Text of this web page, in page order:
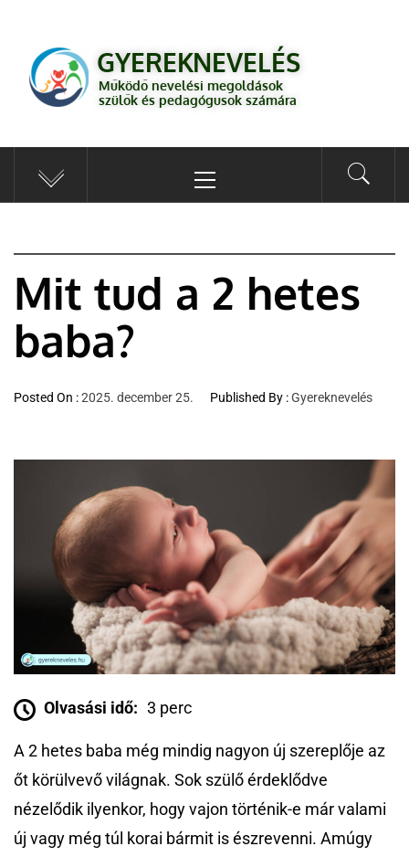
GYEREKNEVELÉS
számára
GYEREKNEVELÉS
Működő nevelési megoldások
szülők és pedagógusok számára
Mit tud a 2 hetes
baba?
Posted On :2025. december 25. Published By :Gyereknevelés
Olvasási idő: 3 perc
A 2 hetes baba még mindig nagyon új szereplője az
őt körülvevő világnak. Sok szülő érdeklődve
nézelődik ilyenkor, hogy vajon történik-e már valami
új vagy még túl korai bármit is észrevenni. Amúgy